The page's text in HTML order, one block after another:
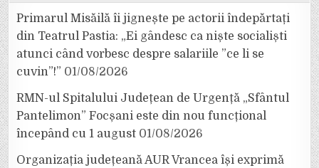
Primarul Misăilă îi jignește pe actorii îndepărtați
din Teatrul Pastia: „Ei gândesc ca niște socialiști
atunci când vorbesc despre salariile ”ce li se
cuvin”!” 01/08/2026
RMN-ul Spitalului Județean de Urgență „Sfântul
Pantelimon” Focșani este din nou funcțional
începând cu 1 august 01/08/2026
Organizația județeană AUR Vrancea își exprimă